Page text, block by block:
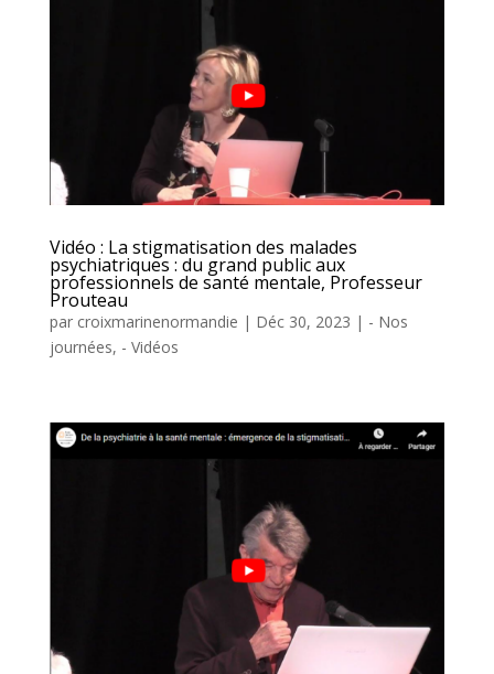
Vidéo : La stigmatisation des malades
psychiatriques : du grand public aux
professionnels de santé mentale, Professeur
Prouteau
par croixmarinenormandie | Déc 30, 2023 | - Nos
journées, - Vidéos